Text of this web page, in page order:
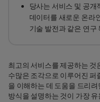
당사는 서비스 및 공
데이터를 새로운 온라
기술 발전과 같은 연구
최고의 서비스를 제공하는
수많은 조각으로 이루어진 퍼
을 이해하는 데 도움을 드리
방식을 설명하는 것이 가장